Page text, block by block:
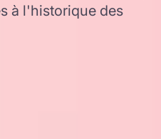
à l'historique des